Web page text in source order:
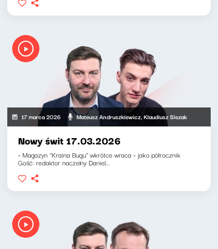
17 marca 2026 Mateusz Andruszkiewicz, Klaudiusz Slezak
Nowy świt 17.03.2026
- Magazyn ''Kraina Bugu'' wkrótce wraca - jako półrocznik
Gość: redaktor naczelny Daniel...